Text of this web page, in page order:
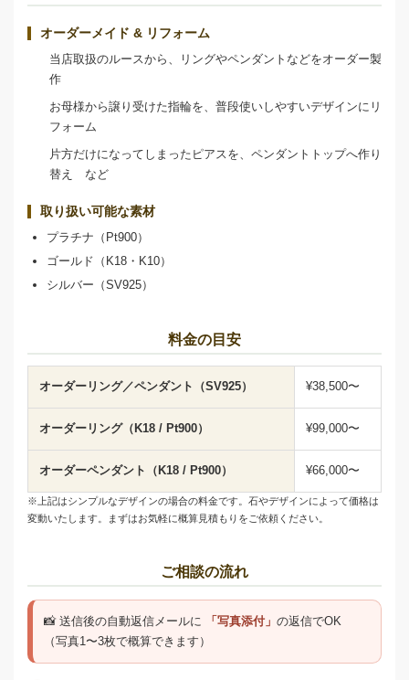
オーダーメイド & リフォーム
当店取扱のルースから、リングやペンダントなどをオーダー製
作
お母様から譲り受けた指輪を、普段使いしやすいデザインにリ
フォーム
片方だけになってしまったピアスを、ペンダントトップへ作り
替え など
取り扱い可能な素材
プラチナ（Pt900）
ゴールド（K18・K10）
シルバー（SV925）
料金の目安
オーダーリング／ペンダント（SV925） ¥38,500〜
オーダーリング（K18 / Pt900） ¥99,000〜
オーダーペンダント（K18 / Pt900） ¥66,000〜
※上記はシンプルなデザインの場合の料金です。石やデザインによって価格は
変動いたします。まずはお気軽に概算見積もりをご依頼ください。
ご相談の流れ
📸 送信後の自動返信メールに 「写真添付」 の返信でOK
（写真1〜3枚で概算できます）